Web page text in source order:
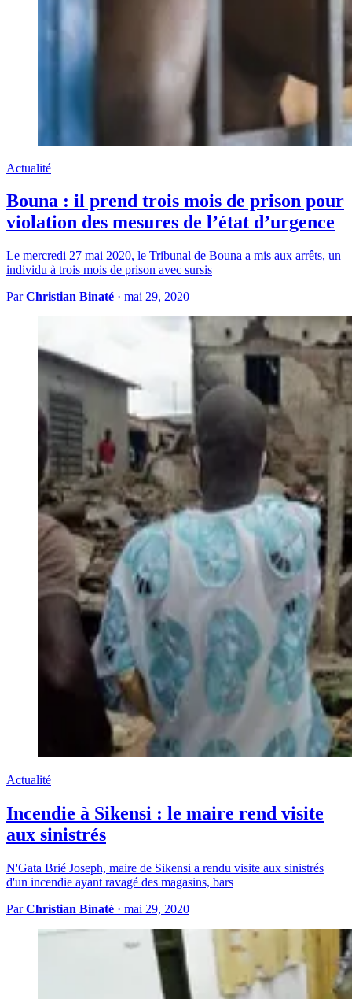
Actualité
Bouna : il prend trois mois de prison pour
violation des mesures de l’état d’urgence
Le mercredi 27 mai 2020, le Tribunal de Bouna a mis aux arrêts, un
individu à trois mois de prison avec sursis
ParChristian Binaté · mai 29, 2020
Actualité
Incendie à Sikensi : le maire rend visite
aux sinistrés
N'Gata Brié Joseph, maire de Sikensi a rendu visite aux sinistrés
d'un incendie ayant ravagé des magasins, bars
ParChristian Binaté · mai 29, 2020